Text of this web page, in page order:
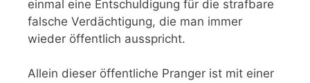
einmal eine Entschuldigung für die strafbare
falsche Verdächtigung, die man immer
wieder öffentlich ausspricht.
Allein dieser öffentliche Pranger ist mit einer